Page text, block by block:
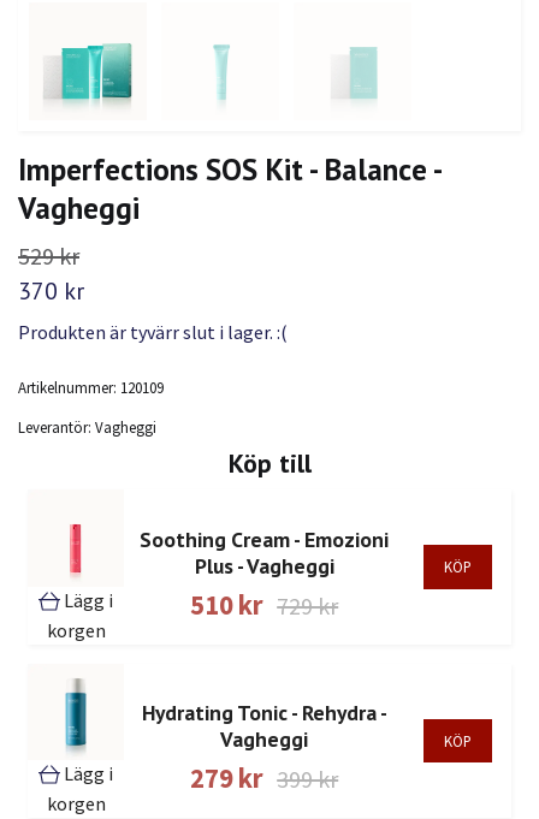
Imperfections SOS Kit - Balance -
Vagheggi
529 kr
370 kr
Produkten är tyvärr slut i lager. :(
Artikelnummer: 120109
Leverantör: Vagheggi
Köp till
Lägg i
korgen
Soothing Cream - Emozioni
Plus - Vagheggi
510 kr 729 kr
Lägg i
korgen
Hydrating Tonic - Rehydra -
Vagheggi
279 kr 399 kr